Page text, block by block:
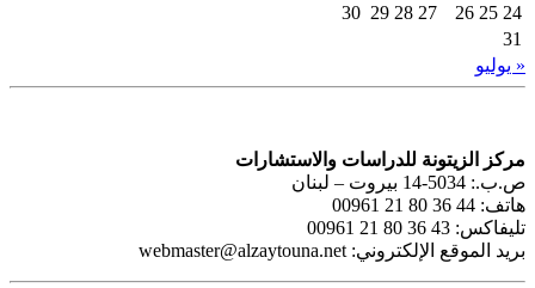
24
25
26
27
28
29
30
31
« يوليو
مركز الزيتونة للدراسات والاستشارات
ص.ب.: 5034-14 بيروت – لبنان
هاتف: 44 36 80 21 00961
تليفاكس: 43 36 80 21 00961
بريد الموقع الإلكتروني: webmaster@alzaytouna.net